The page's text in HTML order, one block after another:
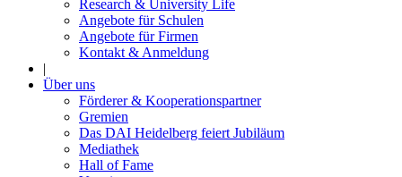
Research & University Life
Angebote für Schulen
Angebote für Firmen
Kontakt & Anmeldung
|
Über uns
Förderer & Kooperationspartner
Gremien
Das DAI Heidelberg feiert Jubiläum
Mediathek
Hall of Fame